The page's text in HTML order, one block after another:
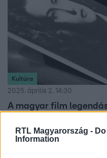
RTL Magyarország -
Information
Kultúra
2025. április 2. 14:30
A magyar film
Karády Katalin, Tolnay